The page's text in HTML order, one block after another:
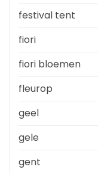
festival tent
fiori
fiori bloemen
fleurop
geel
gele
gent